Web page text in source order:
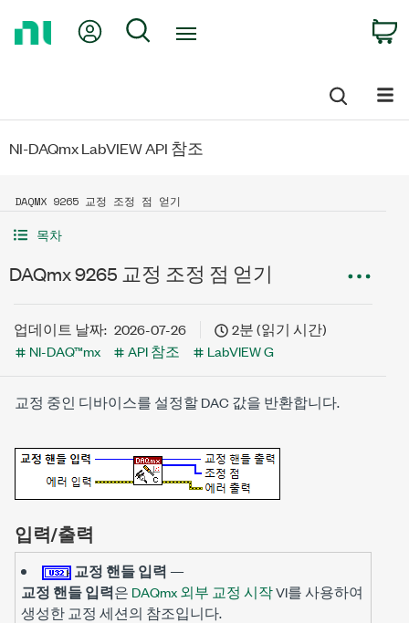
My Account
Search
NI-DAQmx LabVIEW API 참조
DAQMX 9265 교정 조정 점 얻기
목차
DAQmx 9265 교정 조정 점 얻기
업데이트 날짜: 2026-07-26
2분 (읽기 시간)
NI-DAQ™mx
API 참조 LabVIEW G
교정 중인 디바이스를 설정할 DAC 값을 반환합니다.
입력/출력
교정 핸들 입력 —
교정 핸들 입력은 DAQmx 외부 교정 시작VI를 사용하여
생성한 교정 세션의 참조입니다.